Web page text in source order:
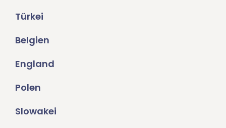
Türkei
Belgien
England
Polen
Slowakei